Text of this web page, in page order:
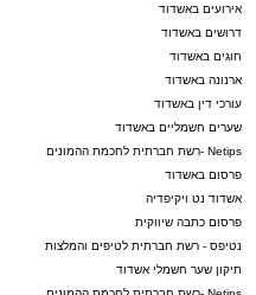
אירועים באשדוד
דרושים באשדוד
חוגים באשדוד
ארנונה באשדוד
עורכי דין באשדוד
שערים חשמליים באשדוד
Netips -רשת חברתית לחכמת ההמונים
פרסום באשדוד
אשדוד נט ויקיפדיה
פרסום כתבה שיווקית
נטיפס - רשת חברתית לטיפים והמלצות
תיקון שער חשמלי אשדוד